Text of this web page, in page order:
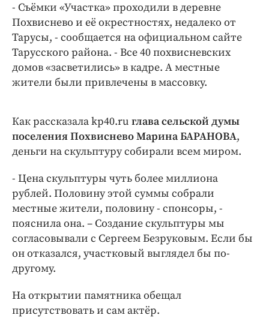
Спорт
Экономика и бизнес
ПРОЕКТЫ
Блоги
Медиаперсона
Интересное чтиво
Клиника года
Работодатель года
- Съёмки «Участка» проходили в деревне
Похвиснево и её окрестностях, недалеко от
Тарусы, - сообщается на официальном сайте
Тарусского района. - Все 40 похвисневских
домов «засветились» в кадре. А местные
жители были привлечены в массовку.
Как рассказала kp40.ru глава сельской думы
поселения Похвиснево Марина БАРАНОВА,
деньги на скульптуру собирали всем миром.
- Цена скульптуры чуть более миллиона
рублей. Половину этой суммы собрали
местные жители, половину - спонсоры, -
пояснила она. – Создание скульптуры мы
согласовывали с Сергеем Безруковым. Если бы
он отказался, участковый выглядел бы по-
другому.
На открытии памятника обещал
присутствовать и сам актёр.